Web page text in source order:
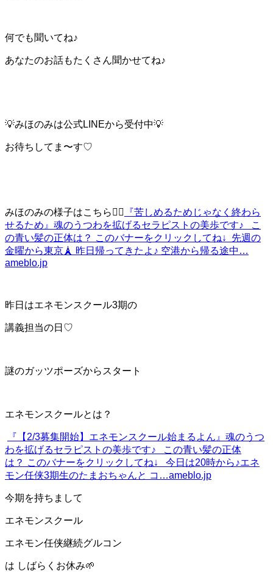
何でも聞いてね♪
あなたのお話もたくさん聞かせてね♪
💡みほのみは公式LINEから受付中💡
お待ちしてま〜す♡
みほのみの様子はこちら💁‍♀️
『苦しめるためじゃなく終わら
せるため』 魂のうつわを拡げるセラピストの美歩です♪ こ
の青い髪の正体は？ このバナーをクリックしてね↓ 先週の
金曜から東京🗼 昨日帰ってきたよ♪ 空港から帰る途中…
ameblo.jp
昨日はエネモンスクール3期の
講義担当の日♡
謎のガッツポーズからスタート
エネモンスクールとは？
『【2/3募集開始】エネモンスクール始まるよん』 魂のうつ
わを拡げるセラピストの美歩です♪ この青い髪の正体
は？ このバナーをクリックしてね↓ 今日は20時から♪エネ
モン任侠3期生のたまおちゃんと コ…ameblo.jp
今期を持ちまして
エネモンスクール
エネモン任侠継続グルコン
は しばらくお休み🌱